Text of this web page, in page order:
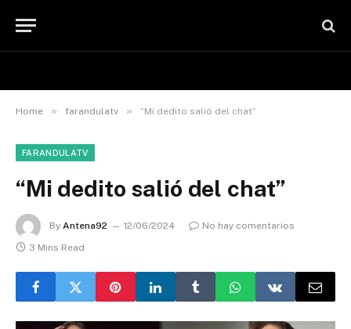
Home » farandulatv » “Mi dedito salió del chat”
FARANDULATV
“Mi dedito salió del chat”
By Antena92 12/06/2024
No hay comentarios
3 Mins Read